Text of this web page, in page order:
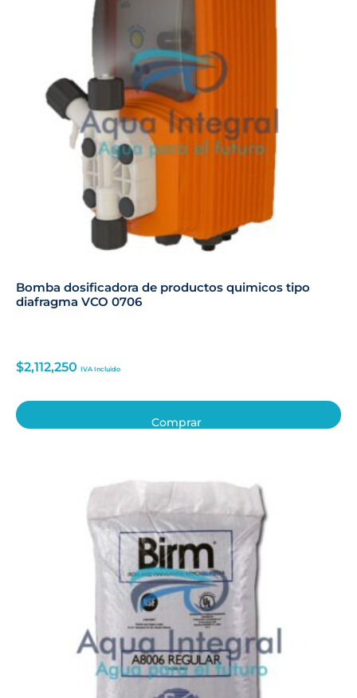
Bomba dosificadora de productos quimicos tipo
diafragma VCO 0706
$2,112,250 IVA Incluido
Comprar